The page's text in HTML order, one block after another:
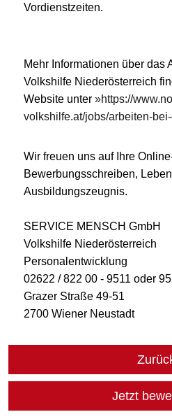
Vordienstzeiten.
Mehr Informationen über das
Volkshilfe Niederösterreich
Website unter
https://
volkshilfe.at/jobs/arbeiten-
Wir freuen uns auf Ihre
Bewerbungsschreiben,
Ausbildungszeugnis.
SERVICE MENSCH GmbH
Volkshilfe Niederösterreich
Personalentwicklung
02622 / 822 00 - 9511 oder
Grazer Straße 49-51
2700 Wiener Neustadt
Jetzt